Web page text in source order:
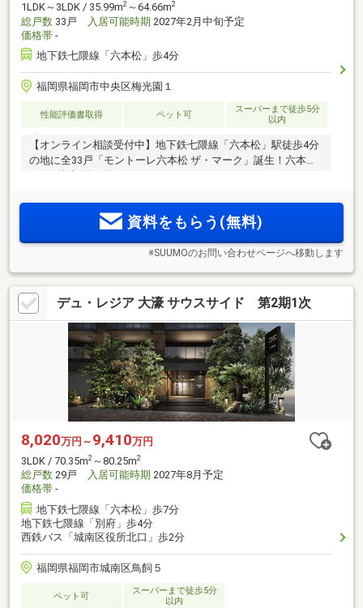
1LDK～3LDK / 35.99m2 ～64.66m2
総戸数 33戸 入居可能時期 2027年2月中旬予定
価格帯 -
地下鉄七隈線「六本松」歩4分
福岡県福岡市中央区梅光園１
性能評価書取得 ペット可
スーパーまで徒歩5分
以内
【オンライン相談受付中】地下鉄七隈線「六本松」駅徒歩4分
の地に全33戸「モントーレ六本松 ザ・マーク」誕生！六本松
資料をもらう(無料)
※SUUMOのお問い合わせページへ移動します
デュ・レジア 大濠 サウスサイド 第2期1次
8,020万円～ 9,410万円
3LDK / 70.35m2 ～80.25m2
総戸数 29戸 入居可能時期 2027年8月予定
価格帯 -
地下鉄七隈線「六本松」歩7分
地下鉄七隈線「別府」歩4分
西鉄バス「城南区役所北口」歩2分
福岡県福岡市城南区鳥飼５
ペット可
スーパーまで徒歩5分
以内